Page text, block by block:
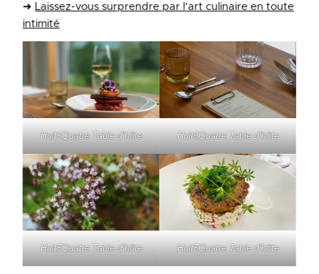
➜ Laissez-vous surprendre par l’art culinaire en toute
intimité
Huit5Quatre Table d’hôte Huit5Quatre Table d’hôte
Huit5Quatre Table d’hôte Huit5Quatre Table d’hôte